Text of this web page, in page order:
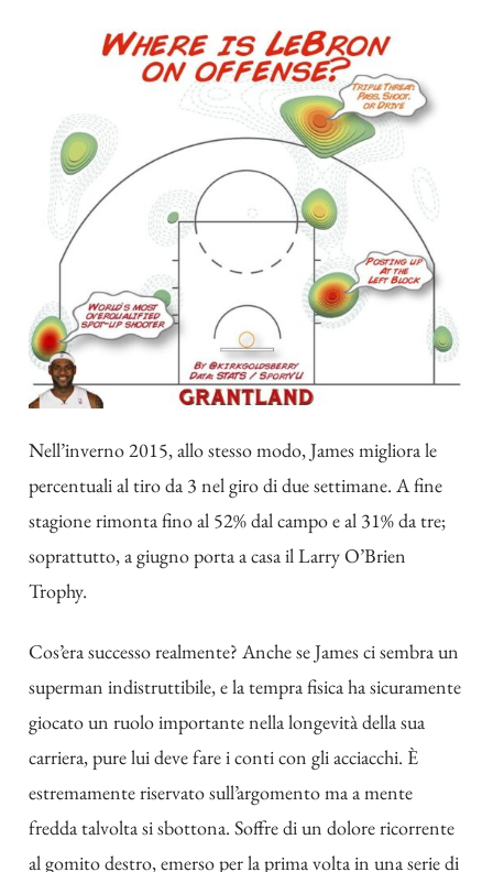
Nell’inverno 2015, allo stesso modo, James migliora le
percentuali al tiro da 3 nel giro di due settimane. A fine
stagione rimonta fino al 52% dal campo e al 31% da tre;
soprattutto, a giugno porta a casa il Larry O’Brien
Trophy.
Cos’era successo realmente? Anche se James ci sembra un
superman indistruttibile, e la tempra fisica ha sicuramente
giocato un ruolo importante nella longevità della sua
carriera, pure lui deve fare i conti con gli acciacchi. È
estremamente riservato sull’argomento ma a mente
fredda talvolta si sbottona. Soffre di un dolore ricorrente
al gomito destro, emerso per la prima volta in una serie di